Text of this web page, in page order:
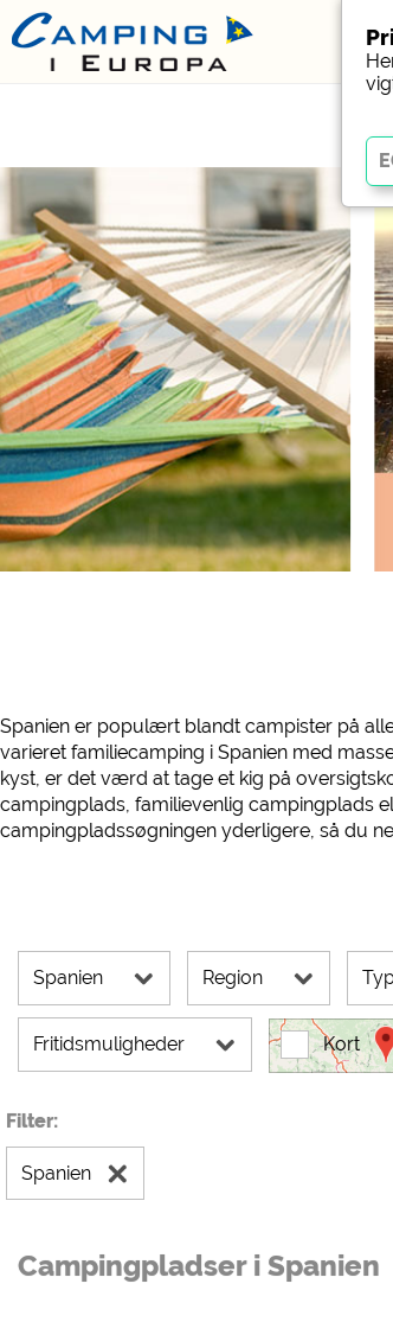
Spanien er populært blandt campister på
varieret familiecamping i Spanien med
kyst, er det værd at tage et kig på
campingplads, familievenlig campingplads
campingpladssøgningen yderligere, så du
Spanien Region
Fritidsmuligheder Kort
Filter:
Spanien
Campingpladser i Spanien